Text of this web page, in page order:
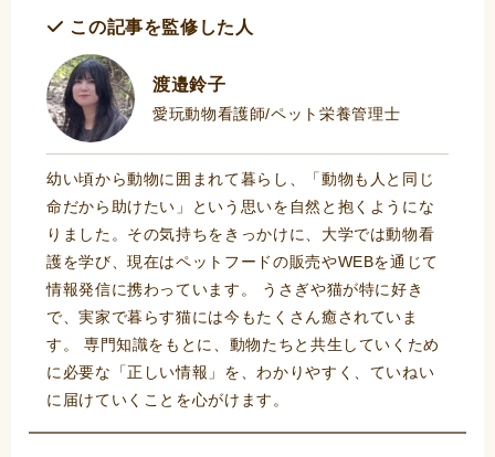
この記事を監修した人
渡邉鈴子
愛玩動物看護師/ペット栄養管理士
幼い頃から動物に囲まれて暮らし、「動物も人と同じ
命だから助けたい」という思いを自然と抱くようにな
りました。その気持ちをきっかけに、大学では動物看
護を学び、現在はペットフードの販売やWEBを通じて
情報発信に携わっています。 うさぎや猫が特に好き
で、実家で暮らす猫には今もたくさん癒されていま
す。 専門知識をもとに、動物たちと共生していくため
に必要な「正しい情報」を、わかりやすく、ていねい
に届けていくことを心がけます。